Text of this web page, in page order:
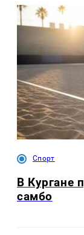
Спорт
В Кургане
самбо